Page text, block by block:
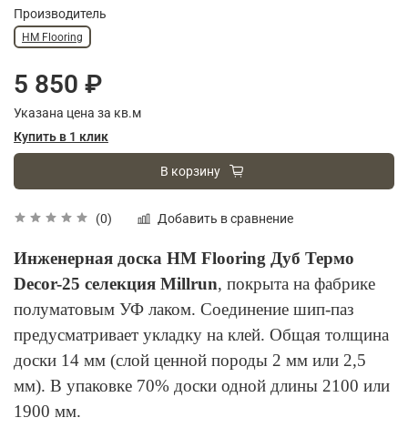
(0) Добавить в сравнение
Производитель
HM Flooring
5 850 ₽
Указана цена за кв.м
Купить в 1 клик
В корзину
Инженерная доска HM Flooring Дуб Термо
Decor-25 селекция Millrun, покрыта на фабрике
полуматовым УФ лаком. Соединение шип-паз
предусматривает укладку на клей. Общая толщина
доски 14 мм (слой ценной породы 2 мм или 2,5
мм). В упаковке 70% доски одной длины 2100 или
1900 мм.